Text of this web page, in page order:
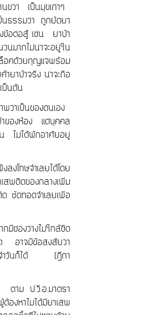
นขวา เป็นมุขเก่าๆ
นธรรมว่า ถูกยัดยา
ข้อต่อสู้ เช่น ยาบ้า
นมากไม่น่าจะอยู่ใน
ล็อคด้วยกุญแจพร้อม
ยาบ้าจริง น่าจะถือ
ป็นต้น
าเป็นของตนเอง
ของห้อง แต่บุคคล
น ไม่ได้พักอาศัยอยู่
โทษจำเลยได้โดย
พติดของกลางเพิ่ม
ซัดทอดจำเลยเพื่อ
มีช่องว่างไม่ใกล้ชิด
ด อาจมีข้อสงสัยว่า
ะจำวันก็ได้ (ฎีกา
ตาม ป.วิ.อ.มาตรา
องหาไม่ได้มียาเสพ